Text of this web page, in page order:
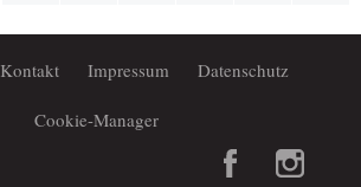
Kontakt Impressum Datenschutz
Cookie-Manager